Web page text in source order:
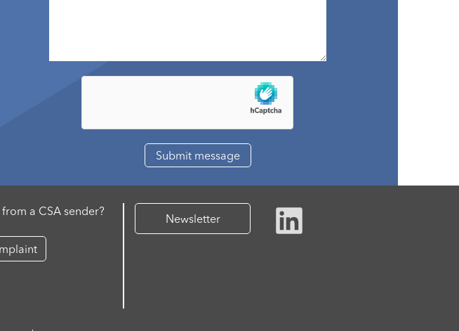
a CSA sender?
Newsletter